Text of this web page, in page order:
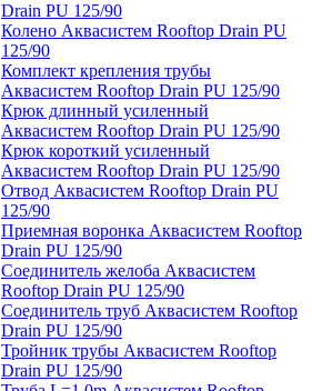
Drain PU 125/90
Колено Аквасистем Rooftop Drain PU
125/90
Комплект крепления трубы
Аквасистем Rooftop Drain PU 125/90
Крюк длинный усиленный
Аквасистем Rooftop Drain PU 125/90
Крюк короткий усиленный
Аквасистем Rooftop Drain PU 125/90
Отвод Аквасистем Rooftop Drain PU
125/90
Приемная воронка Аквасистем Rooftop
Drain PU 125/90
Соединитель желоба Аквасистем
Rooftop Drain PU 125/90
Соединитель труб Аквасистем Rooftop
Drain PU 125/90
Тройник трубы Аквасистем Rooftop
Drain PU 125/90